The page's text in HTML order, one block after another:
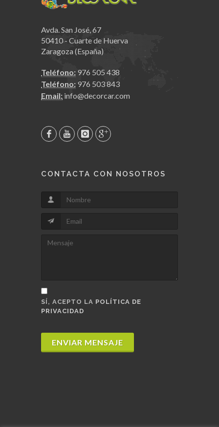
Avda. San José, 67
50410 - Cuarte de Huerva
Zaragoza (España)
Teléfono: 976 505 438
Teléfono: 976 503 843
Email: info@decorcar.com
CONTACTA CON NOSOTROS
SÍ, ACEPTO LA POLÍTICA DE
PRIVACIDAD
ENVIAR MENSAJE